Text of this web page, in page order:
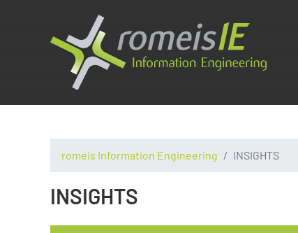
romeis Information Engineering INSIGHTS
INSIGHTS